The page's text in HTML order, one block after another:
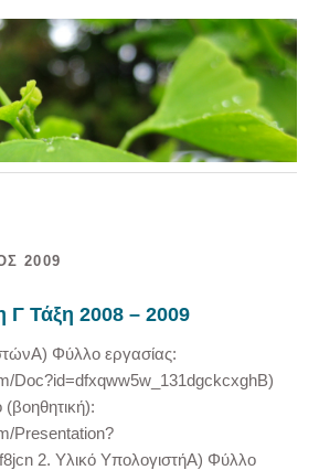
2009
Γ Τάξη 2008 – 2009
Φύλλο εργασίας:
Doc?id=dfxqww5w_131dgckcxghΒ)
Presentation?
2. Υλικό ΥπολογιστήΑ) Φύλλο